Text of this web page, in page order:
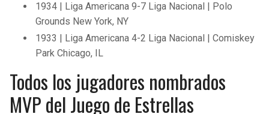
1934 | Liga Americana 9-7 Liga Nacional | Polo
Grounds New York, NY
1933 | Liga Americana 4-2 Liga Nacional | Comiskey
Park Chicago, IL
Todos los jugadores nombrados
MVP del Juego de Estrellas